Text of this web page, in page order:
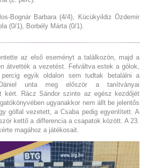
Bognár Barbara (4/4), Kücükyildiz Özdemir
(0/1), Borbély Márta (0/1).
az első eseményt a találkozón, majd a
átvették a vezetést. Felváltva estek a gólok,
egyik oldalon sem tudtak betalálni a
unta meg először a tanítványai
kért. Rácz Sándor szinte az egész kezdőjét
ugyanakkor nem állt be jelentős
góllal vezetett, a Csaba pedig egyenlített. A
kettő a differencia a csapatok között. A 23.
magához a játékosait.